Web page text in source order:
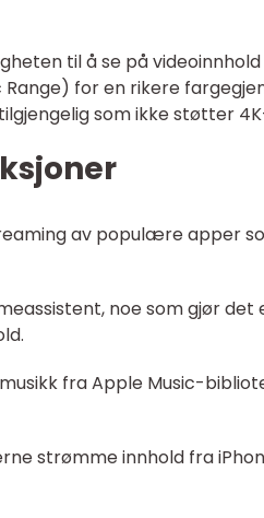
til å se på
for en rikere
som ikke støtter
av populære apper
noe som gjør
fra Apple Music-
strømme innhold fra